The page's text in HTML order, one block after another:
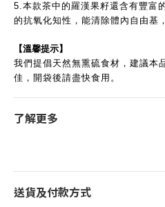
5.本款茶中的羅漢果籽還含有豐富
的抗氧化知性，能清除體內自由基
【溫馨提示】
我們提倡天然無熏硫食材，建議本
佳，開袋後請盡快食用。
了解更多
送貨及付款方式